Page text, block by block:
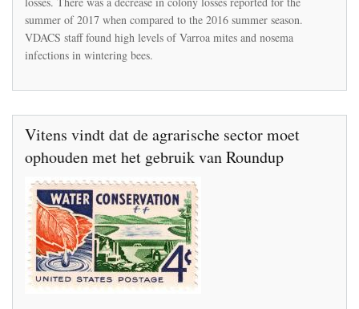
nearly
60
percent
summer of 2017 when compared to the 2016 summer season.
VDACS staff found high levels of Varroa mites and nosema
infections in wintering bees.
Vitens vindt dat de agrarische sector moet
ophouden met het gebruik van Roundup